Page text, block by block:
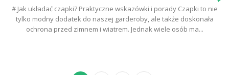
# Jak układać czapki? Praktyczne wskazówki i porady Czapki to nie
tylko modny dodatek do naszej garderoby, ale także doskonała
ochrona przed zimnem i wiatrem. Jednak wiele osób ma...